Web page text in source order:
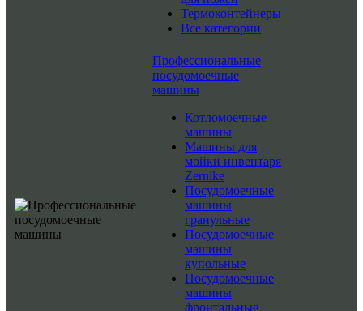
Термоконтейнеры
Все категории
Профессиональные
посудомоечные
машины
Котломоечные
машины
Машины для
мойки инвентаря
Zernike
Посудомоечные
машины
гранульные
Посудомоечные
машины
купольные
Посудомоечные
машины
фронтальные